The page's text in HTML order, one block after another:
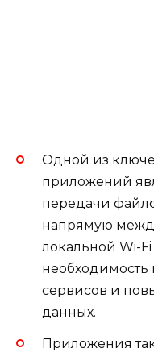
Одной из
приложений
передачи
напрямую
локальной Wi-
необходимость
сервисов и
данных.
Приложения